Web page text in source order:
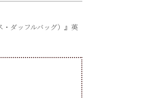
・ダッフルバッグ）』英